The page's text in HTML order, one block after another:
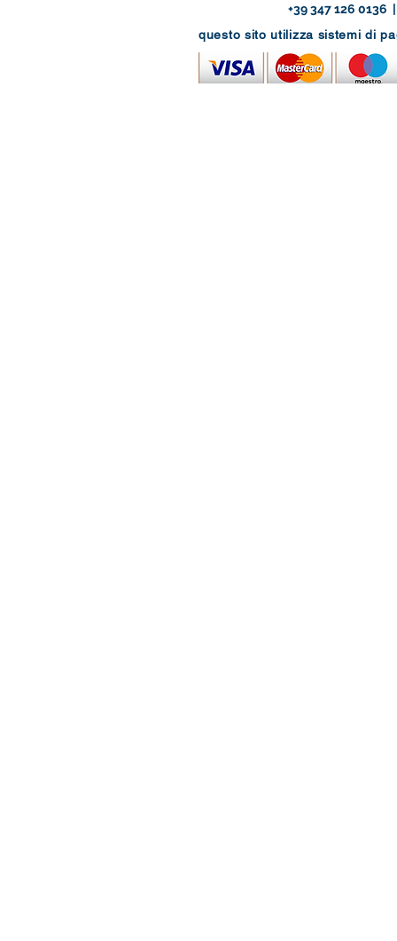
+39 347 126 0136
questo sito utilizza sistemi di